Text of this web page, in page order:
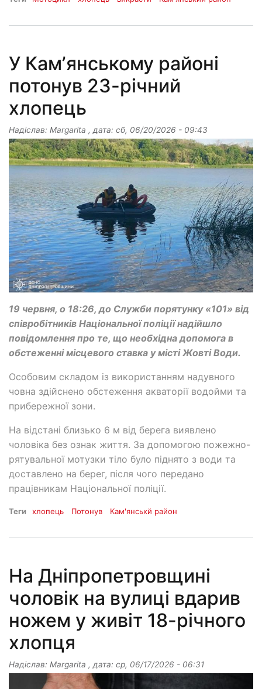
У Камʼянському районі
потонув 23-річний
хлопець
Надіслав: Margarita , дата: сб, 06/20/2026 - 09:43
19 червня, о 18:26, до Служби порятунку «101» від
співробітників Національної поліції надійшло
повідомлення про те, що необхідна допомога в
обстеженні місцевого ставка у місті Жовті Води.
Особовим складом із використанням надувного
човна здійснено обстеження акваторії водойми та
прибережної зони.
На відстані близько 6 м від берега виявлено
чоловіка без ознак життя. За допомогою пожежно-
рятувальної мотузки тіло було піднято з води та
доставлено на берег, після чого передано
працівникам Національної поліції.
Теги хлопець Потонув Кам'янськй район
На Дніпропетровщині
чоловік на вулиці вдарив
ножем у живіт 18-річного
хлопця
Надіслав: Margarita , дата: ср, 06/17/2026 - 06:31